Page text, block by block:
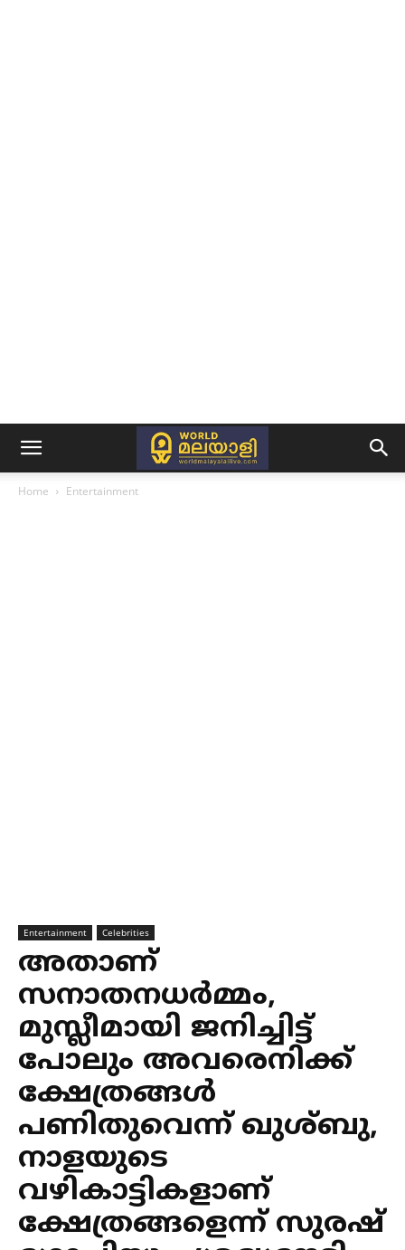
Home Entertainment
Entertainment Celebrities
അതാണ്
സനാതനധര്‍മ്മം,
മുസ്ലീമായി ജനിച്ചിട്ട്
പോലും അവരെനിക്ക്
ക്ഷേത്രങ്ങള്‍
പണിതുവെന്ന് ഖുശ്ബു,
നാളയുടെ
വഴികാട്ടികളാണ്
ക്ഷേത്രങ്ങളെന്ന് സുരഷ്